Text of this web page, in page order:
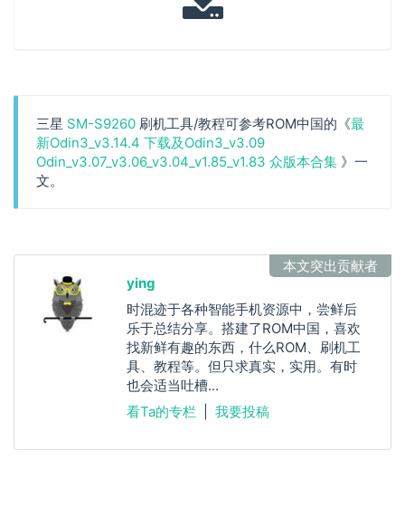
三星 SM-S9260 刷机工具/教程可参考ROM中国的《最
新Odin3_v3.14.4 下载及Odin3_v3.09
Odin_v3.07_v3.06_v3.04_v1.85_v1.83 众版本合集 》一
文。
本文突出贡献者
ying
时混迹于各种智能手机资源中，尝鲜后
乐于总结分享。搭建了ROM中国，喜欢
找新鲜有趣的东西，什么ROM、刷机工
具、教程等。但只求真实，实用。有时
也会适当吐槽...
看Ta的专栏
我要投稿